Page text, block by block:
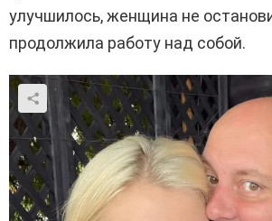
улучшилось, женщина не
продолжила работу над собой.